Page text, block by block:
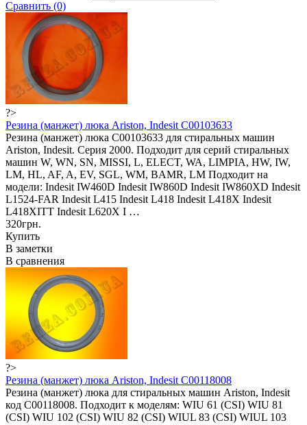
Сравнить (0)
?>
Резина (манжет) люка Ariston, Indesit C00103633
Резина (манжет) люка C00103633 для стиральных машин
Ariston, Indesit. Серия 2000. Подходит для серий стиральных
машин W, WN, SN, MISSI, L, ELECT, WA, LIMPIA, HW, IW,
LM, HL, AF, A, EV, SGL, WM, BAMR, LM Подходит на
модели: Indesit IW460D Indesit IW860D Indesit IW860XD Indesit
L1524-FAR Indesit L415 Indesit L418 Indesit L418X Indesit
L418XITT Indesit L620X I …
320грн.
Купить
В заметки
В сравнения
?>
Резина (манжет) люка Ariston, Indesit C00118008
Резина (манжет) люка для стиральных машин Ariston, Indesit
код C00118008. Подходит к моделям: WIU 61 (CSI) WIU 81
(CSI) WIU 102 (CSI) WIU 82 (CSI) WIUL 83 (CSI) WIUL 103